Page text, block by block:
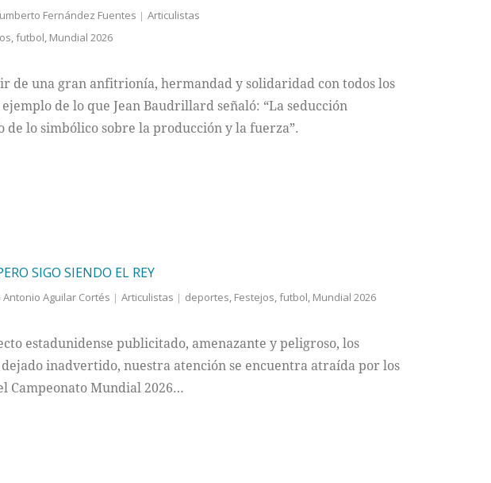
Fernández Fuentes
Articulistas
futbol Mundial 2026
de una gran anfitrionía, hermandad y solidaridad con todos los
de lo que Jean Baudrillard señaló: “La seducción
lo simbólico sobre la producción y la fuerza”.
SIGO SIENDO EL REY
Antonio Aguilar Cortés Articulistas deportes, Festejos,futbol, Mundial 2026
estadunidense publicitado, amenazante y peligroso, los
inadvertido, nuestra atención se encuentra atraída por los
Campeonato Mundial 2026…